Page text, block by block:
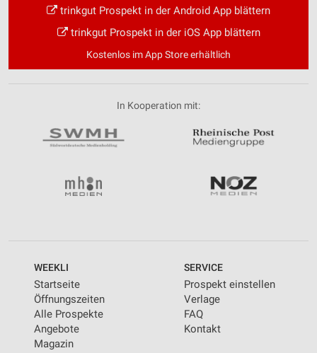
trinkgut Prospekt in der Android App blättern
trinkgut Prospekt in der iOS App blättern
Kostenlos im App Store erhältlich
In Kooperation mit:
WEEKLI
Startseite
Öffnungszeiten
Alle Prospekte
Angebote
Magazin
SERVICE
Prospekt einstellen
Verlage
FAQ
Kontakt